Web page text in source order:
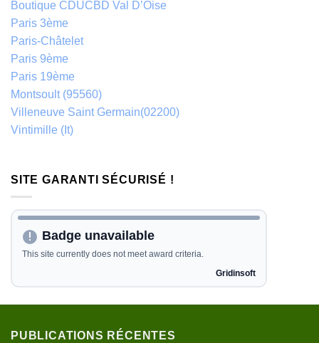
Boutique CDUCBD Val D’Oise
Paris 3ème
Paris-Châtelet
Paris 9ème
Paris 19ème
Montsoult (95560)
Villeneuve Saint Germain(02200)
Vintimille (It)
SITE GARANTI SÉCURISÉ !
PUBLICATIONS RÉCENTES